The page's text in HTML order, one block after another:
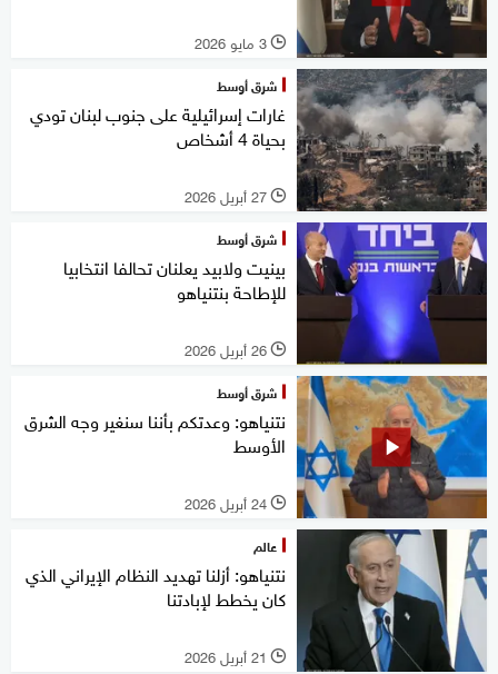
l 3 مايو 2026
شرق أوسط
غارات إسرائيلية على جنوب لبنان تودي
بحياة 4 أشخاص
l 27 أبريل 2026
شرق أوسط
بينيت ولابيد يعلنان تحالفا انتخابيا
للإطاحة بنتنياهو
l 26 أبريل 2026
شرق أوسط
نتنياهو: وعدتكم بأننا سنغير وجه الشرق
الأوسط
l 24 أبريل 2026
عالم
نتنياهو: أزلنا تهديد النظام الإيراني الذي
كان يخطط لإبادتنا
l 21 أبريل 2026